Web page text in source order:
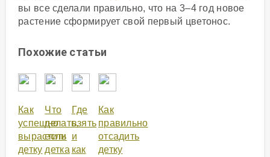
вы все сделали правильно, что на 3–4 год новое
растение сформирует свой первый цветонос.
Похожие статьи
Как
успешно
вырастить
детку
Что
делать,
если
детка
Где
взять
и
как
Как
правильно
отсадить
детку